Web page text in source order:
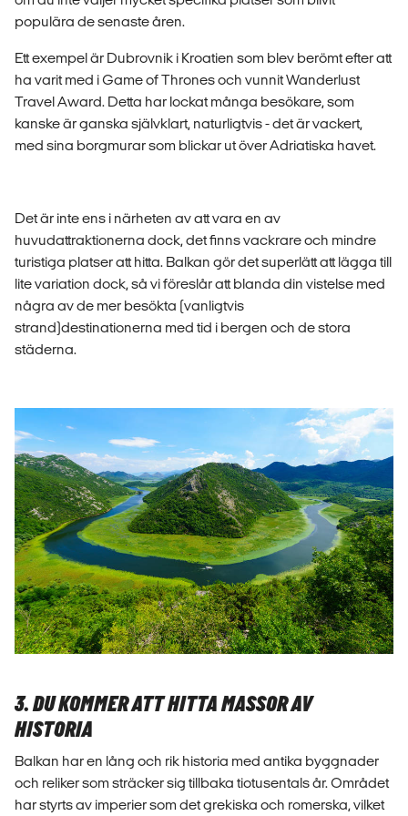
populära de senaste åren.
Ett exempel är Dubrovnik i Kroatien som blev berömt efter att
ha varit med i Game of Thrones och vunnit Wanderlust
Travel Award. Detta har lockat många besökare, som
kanske är ganska självklart, naturligtvis - det är vackert,
med sina borgmurar som blickar ut över Adriatiska havet.
Det är inte ens i närheten av att vara en av
huvudattraktionerna dock, det finns vackrare och mindre
turistiga platser att hitta. Balkan gör det superlätt att lägga till
lite variation dock, så vi föreslår att blanda din vistelse med
några av de mer besökta (vanligtvis
strand)destinationerna med tid i bergen och de stora
städerna.
3. DU KOMMER ATT HITTA MASSOR AV
HISTORIA
Balkan har en lång och rik historia med antika byggnader
och reliker som sträcker sig tillbaka tiotusentals år. Området
har styrts av imperier som det grekiska och romerska, vilket